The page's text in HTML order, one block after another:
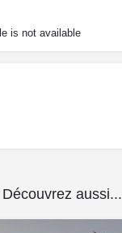
is not available
Découvrez aussi...